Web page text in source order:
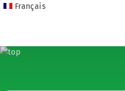
Français